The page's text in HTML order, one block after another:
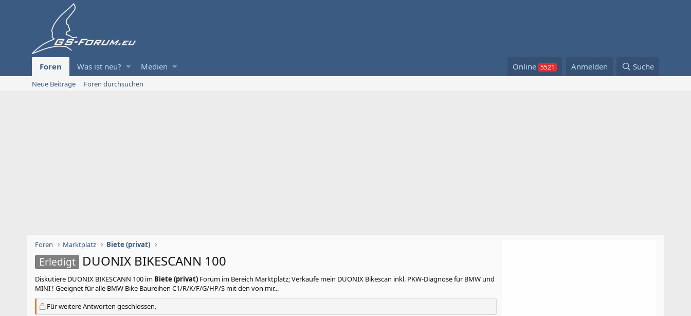
Foren Was ist neu? Medien Online Anmelden Suche
Neue Beiträge Foren durchsuchen
Foren Marktplatz Biete (privat)
Erledigt DUONIX BIKESCANN 100
Diskutiere DUONIX BIKESCANN 100 im Biete (privat) Forum im Bereich Marktplatz; Verkaufe mein DUONIX Bikescan inkl. PKW-Diagnose für BMW und
MINI ! Geeignet für alle BMW Bike Baureihen C1/R/K/F/G/HP/S mit den von mir...
Für weitere Antworten geschlossen.